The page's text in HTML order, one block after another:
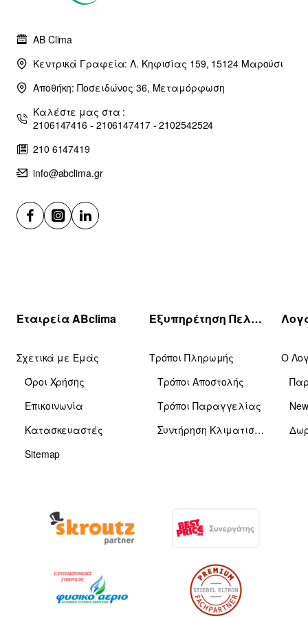
AB Clima
Κεντρικά Γραφεία: Λ. Κηφισίας 159, 15124 Μαρούσι
Αποθήκη: Ποσειδώνος 36, Μεταμόρφωση
Καλέστε μας στα :
2106147416 - 2106147417 - 2102542524
210 6147419
info@abclima.gr
Εταιρεία ABclima
Σχετικά με Εμάς
Όροι Χρήσης
Επικοινωνία
Κατασκευαστές
Sitemap
Εξυπηρέτηση Πελατών
Τρόποι Πληρωμής
Τρόποι Αποστολής
Τρόποι Παραγγελίας
Συντήρηση Κλιματιστικών
Ο